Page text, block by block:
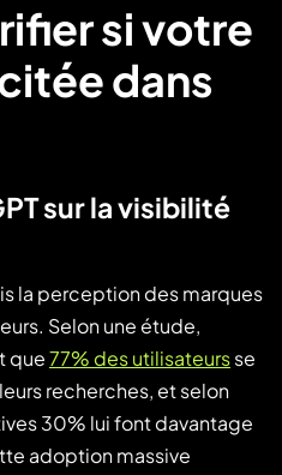
si votre
dans
sur la visibilité
la perception des marques
Selon une étude,
que77% des utilisateursse
recherches, et selon
30% lui font davantage
adoption massive